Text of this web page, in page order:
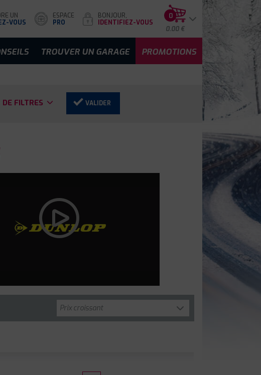
UN
VOUS
ESPACE
PRO
BONJOUR,
IDENTIFIEZ-VOUS
0
0.00 €
TROUVER UN GARAGE PROMOTIONS
DE FILTRES VALIDER